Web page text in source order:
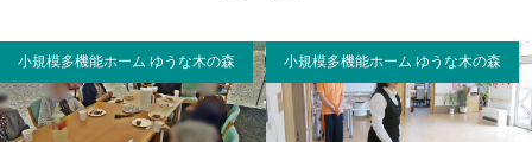
小規模多機能ホーム ゆうな木の森 小規模多機能ホーム ゆうな木の森